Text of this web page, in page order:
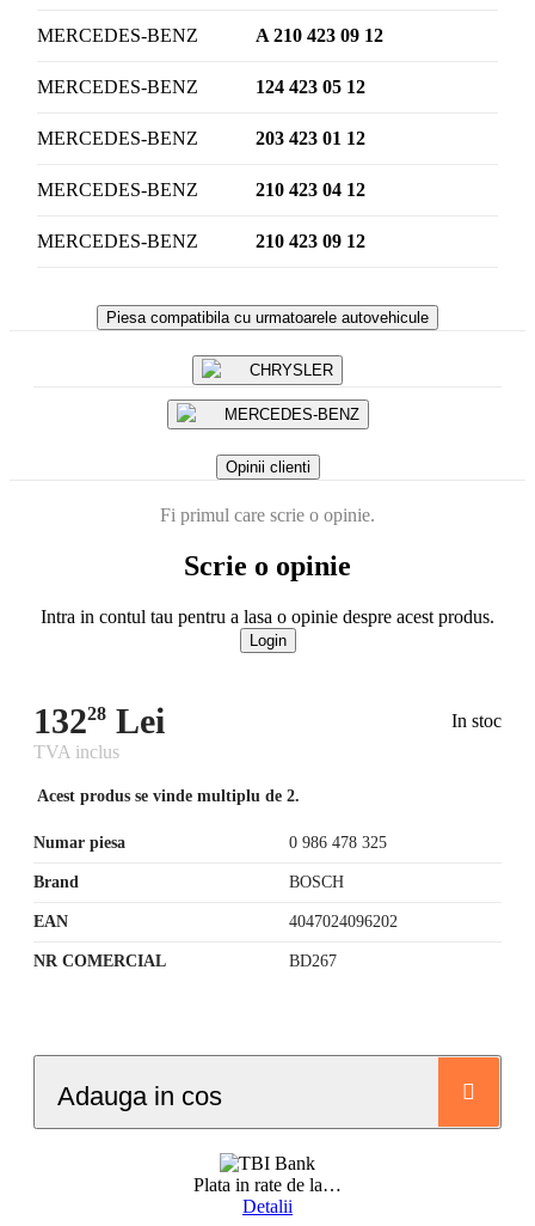
MERCEDES-BENZ A 210 423 09 12
MERCEDES-BENZ 124 423 05 12
MERCEDES-BENZ 203 423 01 12
MERCEDES-BENZ 210 423 04 12
MERCEDES-BENZ 210 423 09 12
Piesa compatibila cu urmatoarele autovehicule
CHRYSLER
MERCEDES-BENZ
Opinii clienti
Fi primul care scrie o opinie.
Scrie o opinie
Intra in contul tau pentru a lasa o opinie despre acest produs.
Login
13228 Lei
In stoc
TVA inclus
Acest produs se vinde multiplu de 2.
Numar piesa 0 986 478 325
Brand BOSCH
EAN 4047024096202
NR COMERCIAL BD267
Adauga in cos
Plata in rate de la…
Detalii